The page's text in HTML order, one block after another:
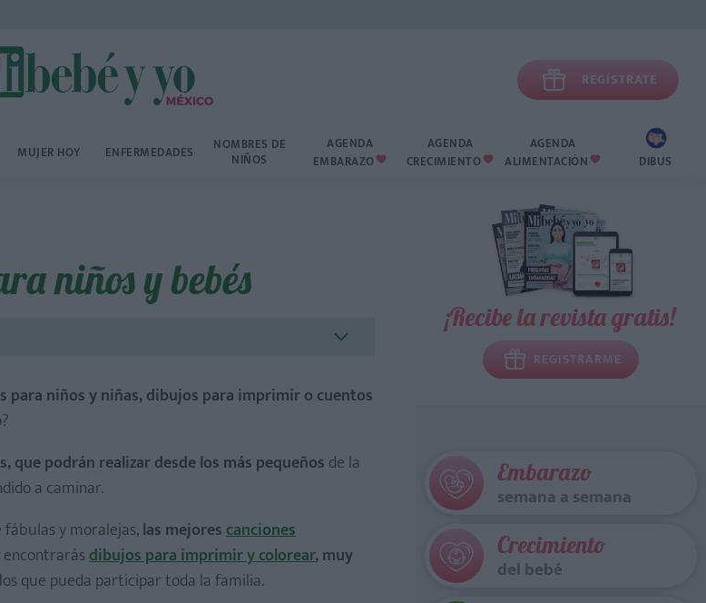
 REGÍSTRATE
MUJER HOY ENFERMEDADES NOMBRES DE
NIÑOS
AGENDA
EMBARAZO 
AGENDA
CRECIMIENTO 
AGENDA
ALIMENTACIÓN  DIBUS
niños y bebés
para niños y niñas, dibujos para imprimir o cuentos
que podrán realizar desde los más pequeños de la
a caminar.
y moralejas,las mejorescanciones
dibujos para imprimir y colorear, muy
que pueda participar toda la familia.
¡Recibe la revista gratis!
REGISTRARME
Embarazo
semana a semana
Crecimiento
del bebé